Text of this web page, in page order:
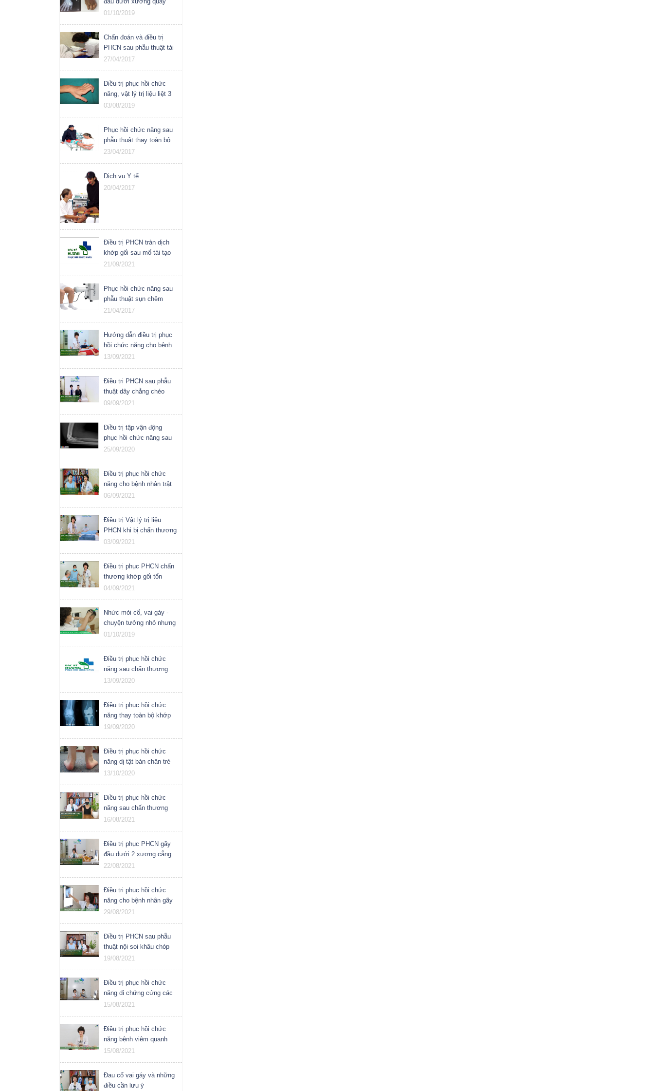
01/10/2019
Chẩn đoán và điều trị
PHCN sau phẫu thuật tái
tạo dây chằng chéo sau
27/04/2017
Điều trị phục hồi chức
năng, vật lý trị liệu liệt 3
dây thần kinh
03/08/2019
Phục hồi chức năng sau
phẫu thuật thay toàn bộ
khớp gối
23/04/2017
Dịch vụ Y tế
20/04/2017
Điều trị PHCN tràn dịch
khớp gối sau mổ tái tạo
dây chằng chéo trước
21/09/2021
Phục hồi chức năng sau
phẫu thuật sụn chêm
khớp gối
21/04/2017
Hướng dẫn điều trị phục
hồi chức năng cho bệnh
nhân vỡ cực dưới và đứt
13/09/2021
Điều trị PHCN sau phẫu
thuật dây chằng chéo
trước
09/09/2021
Điều trị tập vận động
phục hồi chức năng sau
gãy đài quay
25/09/2020
Điều trị phục hồi chức
năng cho bệnh nhân trật
khớp vai
06/09/2021
Điều trị Vật lý trị liệu
PHCN khi bị chấn thương
phần mềm khớp cổ chân
03/09/2021
Điều trị phục PHCN chấn
thương khớp gối tổn
thương sụn chêm và dây
04/09/2021
Nhức mỏi cổ, vai gáy -
chuyện tưởng nhỏ nhưng
đừng coi thường!
01/10/2019
Điều trị phục hồi chức
năng sau chấn thương
13/09/2020
Điều trị phục hồi chức
năng thay toàn bộ khớp
gối
19/09/2020
Điều trị phục hồi chức
năng dị tật bàn chân trẻ
em
13/10/2020
Điều trị phục hồi chức
năng sau chấn thương
sau phẫu thuật tạo hình
16/08/2021
Điều trị phục PHCN gãy
đầu dưới 2 xương cẳng
chân
22/08/2021
Điều trị phục hồi chức
năng cho bệnh nhân gãy
trật khớp vai
29/08/2021
Điều trị PHCN sau phẫu
thuật nội soi khâu chóp
xoay khớp vai
19/08/2021
Điều trị phục hồi chức
năng di chứng cứng các
khớp sau mổ kết hợp
15/08/2021
Điều trị phục hồi chức
năng bệnh viêm quanh
khớp vai
15/08/2021
Đau cổ vai gáy và những
điều cần lưu ý